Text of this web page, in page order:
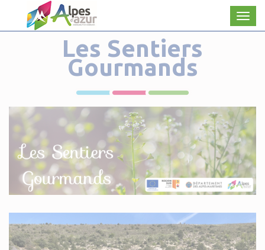
Les Sentiers
Gourmands
Panneau de gestion des cookies